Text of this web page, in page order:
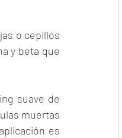
o cepillos
y beta que
suave de
muertas
es